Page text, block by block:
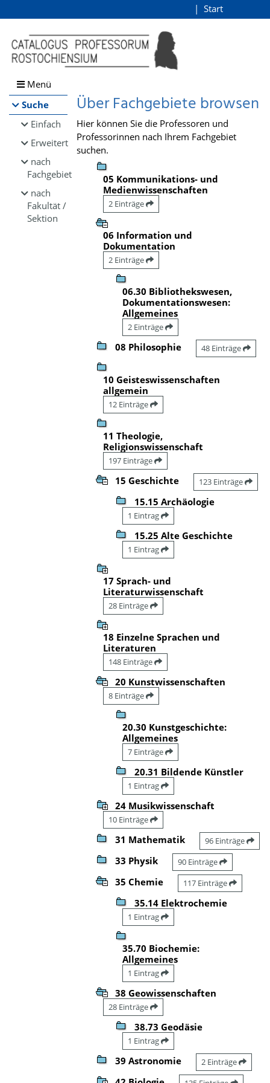
Browsen
direkt zum Inhalt
Start
Menü
Suche
Einfach
Erweitert
nach
Fachgebiet
nach
Fakultät /
Sektion
Über Fachgebiete browsen
Hier können Sie die Professoren und
Professorinnen nach Ihrem Fachgebiet
suchen.
05 Kommunikations- und
Medienwissenschaften
2 Einträge
06 Information und
Dokumentation
2 Einträge
06.30 Bibliothekswesen,
Dokumentationswesen:
Allgemeines
2 Einträge
08 Philosophie 48 Einträge
10 Geisteswissenschaften
allgemein
12 Einträge
11 Theologie,
Religionswissenschaft
197 Einträge
15 Geschichte 123 Einträge
15.15 Archäologie
1 Eintrag
15.25 Alte Geschichte
1 Eintrag
17 Sprach- und
Literaturwissenschaft
28 Einträge
18 Einzelne Sprachen und
Literaturen
148 Einträge
20 Kunstwissenschaften
8 Einträge
20.30 Kunstgeschichte:
Allgemeines
7 Einträge
20.31 Bildende Künstler
1 Eintrag
24 Musikwissenschaft
10 Einträge
31 Mathematik 96 Einträge
33 Physik 90 Einträge
35 Chemie 117 Einträge
35.14 Elektrochemie
1 Eintrag
35.70 Biochemie:
Allgemeines
1 Eintrag
38 Geowissenschaften
28 Einträge
38.73 Geodäsie
1 Eintrag
39 Astronomie 2 Einträge